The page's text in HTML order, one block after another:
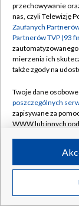
Abonament
Emisja w TVP
Centrum
Naziemna
Rada
System NOS
Informacje o
Program dla
Ogłoszenie
przechowywanie
nas, czyli Telewizję
Zaufanych
Partnerów TVP (93
mierzenia ich
także zgody na
Twoje dane
poszczególnych
zapisywane za
WWW lub innych
ruchu w Internecie.
Twoje dane
poszczególnych